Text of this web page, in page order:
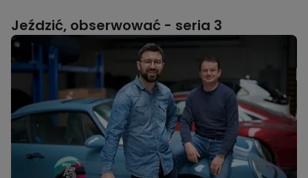
Jeździć, obserwować - seria 3